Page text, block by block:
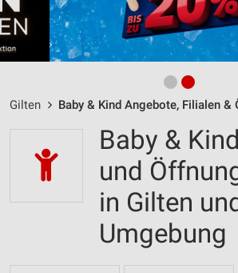
Gilten Baby & Kind Angebote, Filialen &
Baby &
und
in Gilten
Umgebung